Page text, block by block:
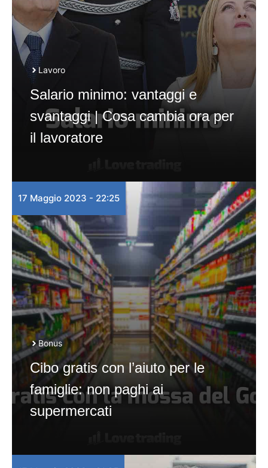
Lavoro
Salario minimo: vantaggi e
svantaggi | Cosa cambia ora per
il lavoratore
17 Maggio 2023 - 22:25
Bonus
Cibo gratis con l’aiuto per le
famiglie: non paghi ai
supermercati